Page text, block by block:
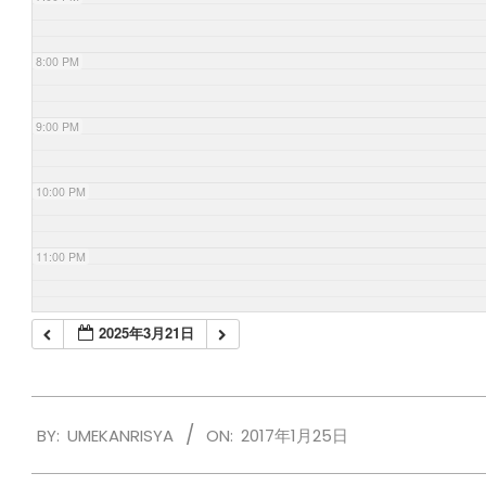
8:00 PM
9:00 PM
10:00 PM
11:00 PM
2025年3月21日
01-
BY: UMEKANRISYA ON: 2017年1月25日